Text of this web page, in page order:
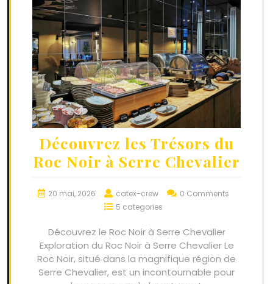
Découvrez les Trésors du
Roc Noir à Serre Chevalier
20 mai, 2026 catex-crew
0 Comments
5 categories
Découvrez le Roc Noir à Serre Chevalier
Exploration du Roc Noir à Serre Chevalier Le
Roc Noir, situé dans la magnifique région de
Serre Chevalier, est un incontournable pour